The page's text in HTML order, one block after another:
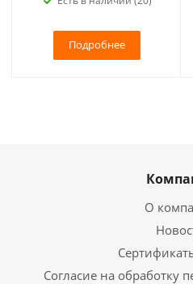
Подробнее
О
Согласие на обработку